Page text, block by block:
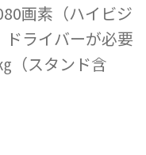
画素（ハイビジ
ライバーが必要
（スタンド含